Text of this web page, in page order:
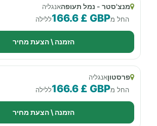
מנצ'סטר - נמל תעופהאנגליה
החל מ166.6 £ GBPללילה
הזמנה \ הצעת מחיר
פרסטוןאנגליה
החל מ166.6 £ GBPללילה
הזמנה \ הצעת מחיר